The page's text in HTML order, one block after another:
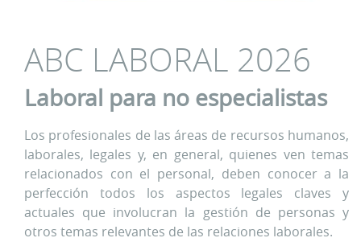
ABC LABORAL 2026
Laboral para no especialistas
Los profesionales de las áreas de recursos humanos,
laborales, legales y, en general, quienes ven temas
relacionados con el personal, deben conocer a la
perfección todos los aspectos legales claves y
actuales que involucran la gestión de personas y
otros temas relevantes de las relaciones laborales.